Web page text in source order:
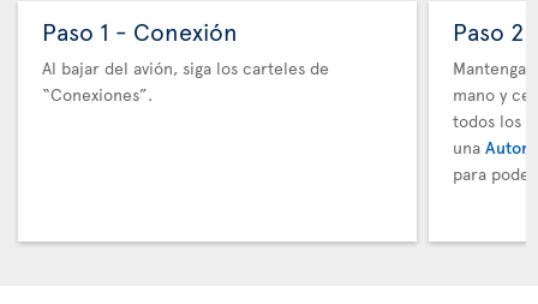
Paso 1 - Conexión
Al bajar del avión, siga los carteles de
“Conexiones”.
Paso 2
Mantenga
mano y
todos los
una
para